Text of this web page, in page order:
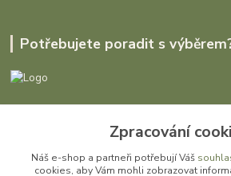
Potřebujete poradit s
+420 727 979 401
Zpracování
Náš e-shop a partneři potřebují Váš
cookies, aby Vám mohli zobrazovat